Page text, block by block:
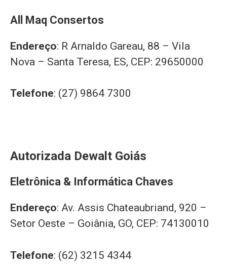
All Maq Consertos
Endereço: R Arnaldo Gareau, 88 – Vila
Nova – Santa Teresa, ES, CEP: 29650000
Telefone: (27) 9864 7300
Autorizada Dewalt Goiás
Eletrônica & Informática Chaves
Endereço: Av. Assis Chateaubriand, 920 –
Setor Oeste – Goiânia, GO, CEP: 74130010
Telefone: (62) 3215 4344